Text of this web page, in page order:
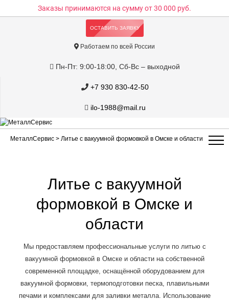
Заказы принимаются на суммуот 30 000 руб.
ОСТАВИТЬ ЗАЯВКУ
Работаем по всей России
Пн-Пт: 9:00-18:00, Сб-Вс – выходной
+7 930 830-42-50
ilo-1988@mail.ru
МеталлСервис > Литье с вакуумной формовкой в Омске и области
Литье с вакуумной
формовкой в Омске и
области
Мы предоставляем профессиональные услуги по литью с
вакуумной формовкой в Омске и области на собственной
современной площадке, оснащённой оборудованием для
вакуумной формовки, термоподготовки песка, плавильными
печами и комплексами для заливки металла. Использование